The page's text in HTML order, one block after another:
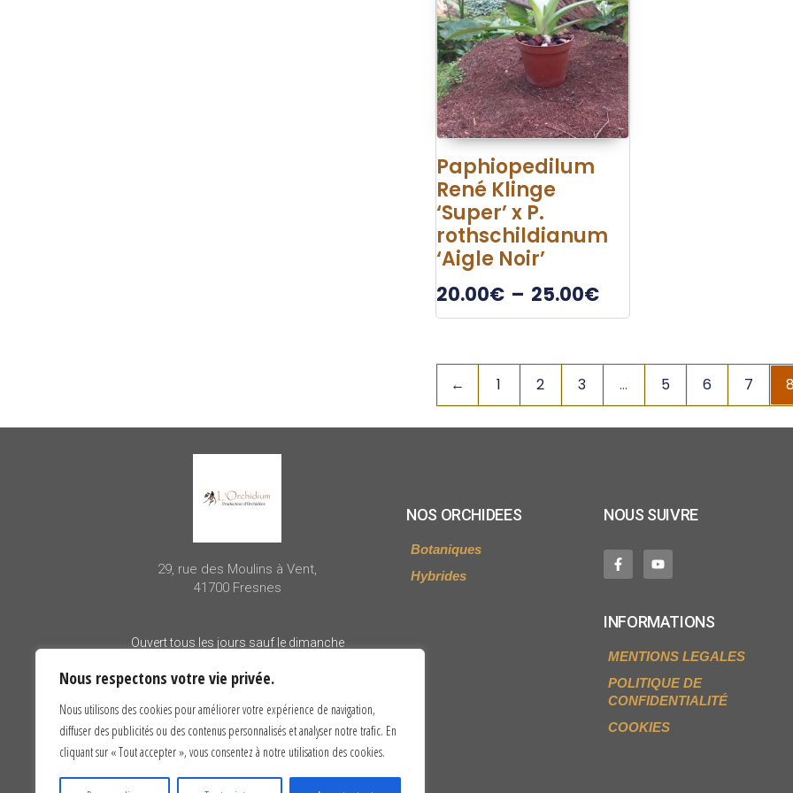
Nous respectons votre vie privée.
Nous utilisons des cookies pour améliorer votre expérience de navigation,
diffuser des publicités ou des contenus personnalisés et analyser notre trafic. En
cliquant sur « Tout accepter », vous consentez à notre utilisation des cookies.
Paphiopedilum
René Klinge
‘Super’ x P.
rothschildianum
‘Aigle Noir’
20.00€ – 25.00€
← 1 2 3 … 5 6 7
29, rue des Moulins à Vent,
41700 Fresnes
Ouvert tous les jours sauf le dimanche
– 14h00 à 18h00
NOS ORCHIDEES
Botaniques
Hybrides
NOUS SUIVRE
INFORMATIONS
MENTIONS LEGALES
POLITIQUE DE
CONFIDENTIALITÉ
COOKIES